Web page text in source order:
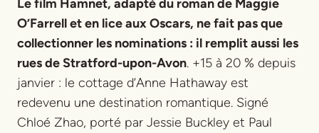
Le film Hamnet, adapté du roman de Maggie
O’Farrell et en lice aux Oscars, ne fait pas que
collectionner les nominations : il remplit aussi les
rues de Stratford-upon-Avon. +15 à 20 % depuis
janvier : le cottage d’Anne Hathaway est
redevenu une destination romantique. Signé
Chloé Zhao, porté par Jessie Buckley et Paul